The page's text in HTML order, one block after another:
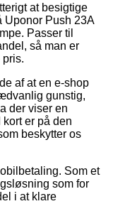
at besigtige
Uponor Push 23A
Passer til
så man er
af at en e-shop
gunstig,
der viser en
er på den
beskytter os
Som et
som for
i at klare